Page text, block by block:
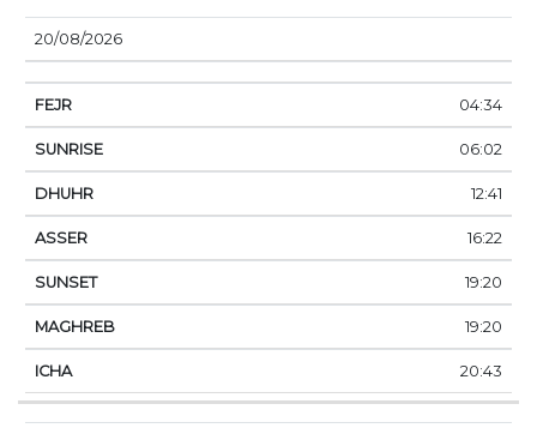
20/08/2026
04:34
06:02
12:41
16:22
19:20
19:20
20:43